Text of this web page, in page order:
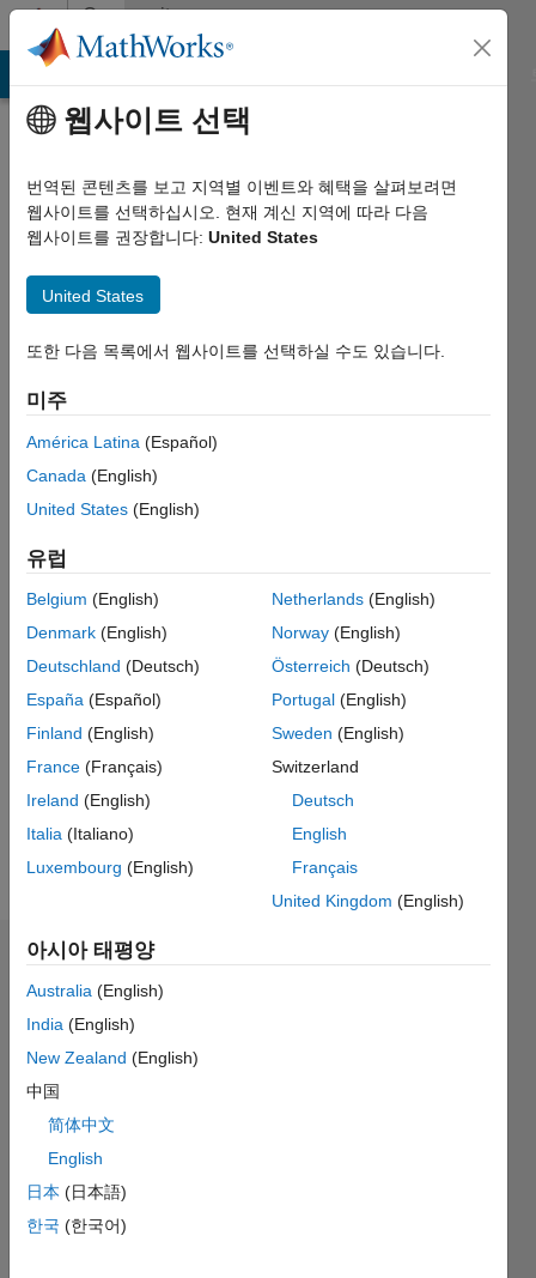
콘텐츠로 바로 가기
Community
Profile
Mark
Thomas
Last
대략 1년
전
2018년부터
Followers:
Following:
Follow
메시지
Software
engineer
years,
mainly on
Linux.
더
배지
Thomas's
배지
Answers
배지
웹사이트 선택
번역된 콘텐츠를 보고 지역별 이벤트와 혜택을 살펴보려면
웹사이트를 선택하십시오. 현재 계신 지역에 따라 다음
웹사이트를 권장합니다: United States
United States
또한 다음 목록에서 웹사이트를 선택하실 수도 있습니다.
미주
América Latina (Español)
Canada (English)
United States (English)
유럽
Belgium (English)
Denmark (English)
Deutschland (Deutsch)
España (Español)
Finland (English)
France (Français)
Ireland (English)
Italia (Italiano)
Luxembourg (English)
Netherlands(English)
Norway(English)
Österreich (Deutsch)
Portugal(English)
Sweden (English)
Switzerland
Deutsch
English
Français
United Kingdom (English)
아시아 태평양
Australia (English)
India (English)
New Zealand (English)
中国
简体中文
English
日本 (日本語)
한국 (한국어)